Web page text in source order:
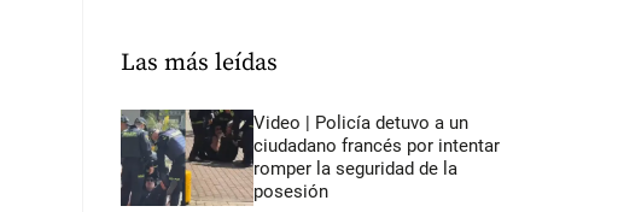
Las más leídas
Video | Policía detuvo a un
ciudadano francés por intentar
romper la seguridad de la
posesión